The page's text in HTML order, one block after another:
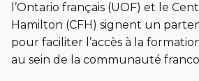
l’Ontario français (UOF) et le
Hamilton (CFH) signent un
pour faciliter l’accès à la
au sein de la communauté